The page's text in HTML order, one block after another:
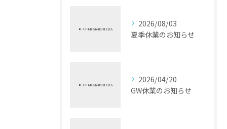
2026/08/03
夏季休業のお知らせ
2026/04/20
GW休業のお知らせ